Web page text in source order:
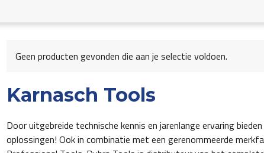
Geen producten gevonden die aan je selectie voldoen.
Karnasch Tools
Door uitgebreide technische kennis en jarenlange ervaring
oplossingen! Ook in combinatie met een gerenommeerde